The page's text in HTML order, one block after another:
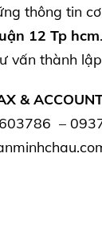
thông tin
12 Tp hcm
vấn thành
&
–